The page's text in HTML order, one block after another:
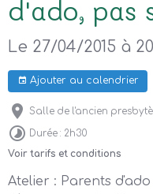
d'ado, pas
Le 27/04/2015 à
Ajouter au calendrier
Salle de l'ancien
Durée : 2h30
Voir tarifs et conditions
Atelier : Parents